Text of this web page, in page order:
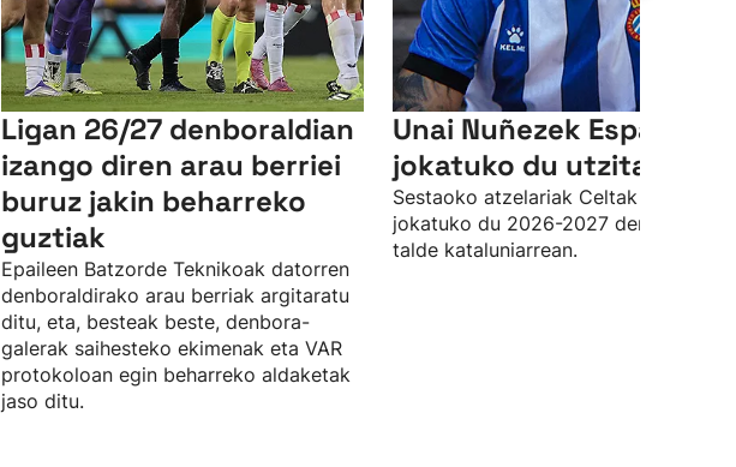
Ligan 26/27 denboraldian
izango diren arau berriei
buruz jakin beharreko
guztiak
Epaileen Batzorde Teknikoak datorren
denboraldirako arau berriak argitaratu
ditu, eta, besteak beste, denbora-
galerak saihesteko ekimenak eta VAR
protokoloan egin beharreko aldaketak
jaso ditu.
Unai Nuñezek
jokatuko du utzita
Sestaoko atzelariak Celtak utzita
jokatuko du 2026-2027 denboraldia
talde kataluniarrean.